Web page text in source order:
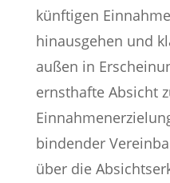
künftigen
hinausgehen und
außen in
ernsthafte Absicht
bindender
über die